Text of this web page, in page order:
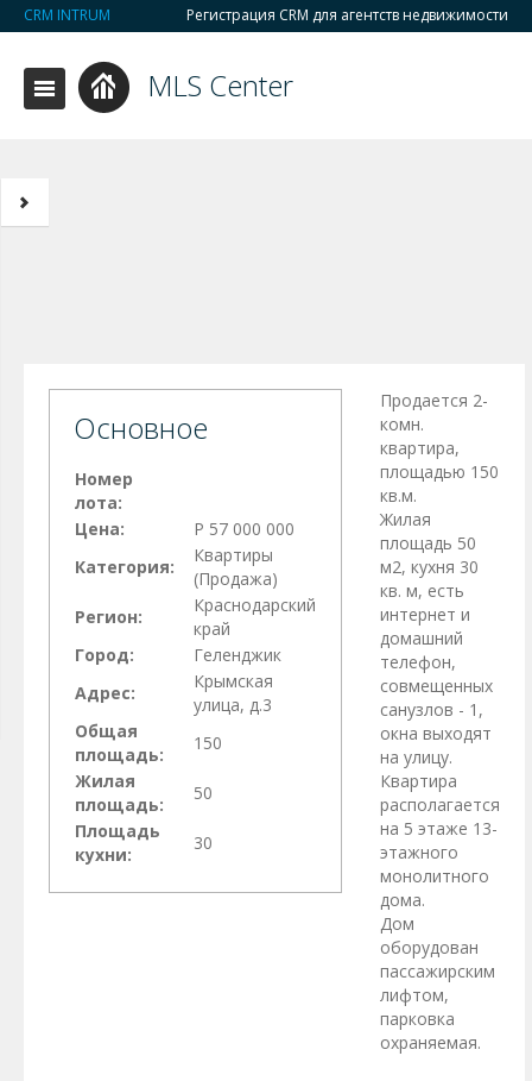
CRM INTRUM Регистрация CRM для агентств недвижимости
MLS Center
Основное
Номер
лота:
Цена:
Р 57 000 000
Категория:
Квартиры
(Продажа)
Регион:
Краснодарский
край
Город:
Геленджик
Адрес:
Крымская
улица, д.3
Общая
площадь:
150
Жилая
площадь:
50
Площадь
кухни:
30
Продается 2-
комн.
квартира,
площадью 150
кв.м.
Жилая
площадь 50
м2, кухня 30
кв. м, есть
интернет и
домашний
телефон,
совмещенных
санузлов - 1,
окна выходят
на улицу.
Квартира
располагается
на 5 этаже 13-
этажного
монолитного
дома.
Дом
оборудован
пассажирским
лифтом,
парковка
охраняемая.